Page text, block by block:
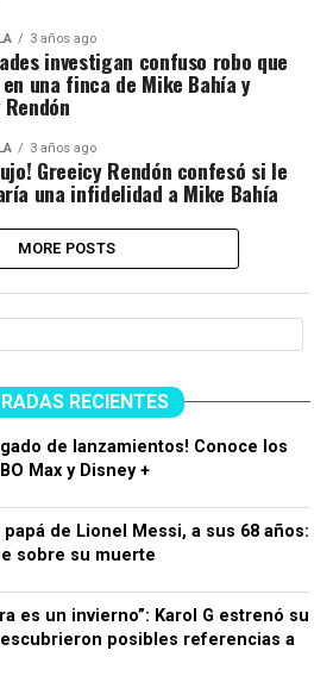
3 años ago
investigan confuso robo que
una finca de Mike Bahía y
3 años ago
Greeicy Rendón confesó si le
una infidelidad a Mike Bahía
MORE POSTS
RECIENTES
de lanzamientos! Conoce los
Max y Disney +
de Lionel Messi, a sus 68 años:
sobre su muerte
es un invierno”: Karol G estrenó su
posibles referencias a